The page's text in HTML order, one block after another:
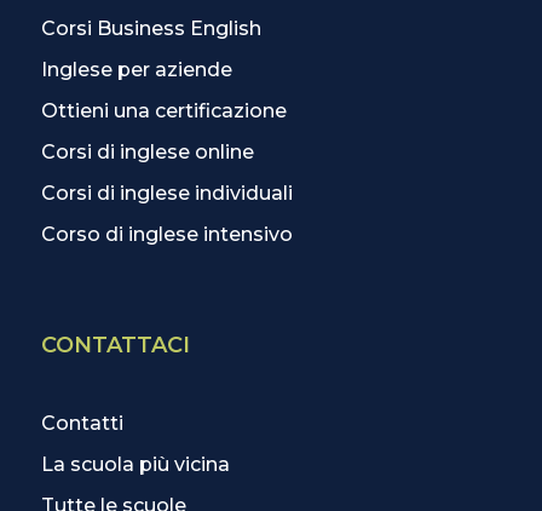
Corsi Business English
Inglese per aziende
Ottieni una certificazione
Corsi di inglese online
Corsi di inglese individuali
Corso di inglese intensivo
CONTATTACI
Contatti
La scuola più vicina
Tutte le scuole